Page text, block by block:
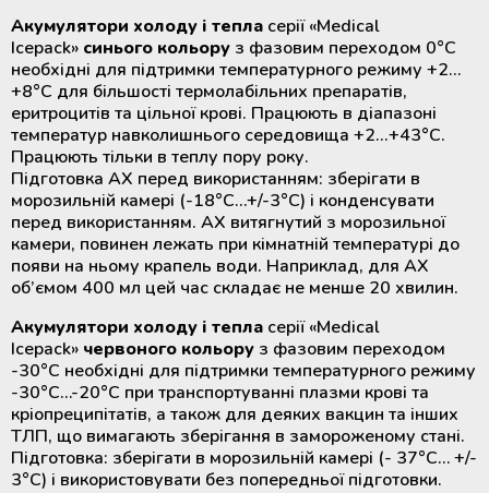
Акумулятори холоду і тепла серії «Medical
Icepack» синього кольору з фазовим переходом 0°С
необхідні для підтримки температурного режиму +2…
+8°С для більшості термолабільних препаратів,
еритроцитів та цільної крові. Працюють в діапазоні
температур навколишнього середовища +2...+43°С.
Працюють тільки в теплу пору року.
Підготовка АХ перед використанням: зберігати в
морозильній камері (-18°С…+/-3°С) і конденсувати
перед використанням. АХ витягнутий з морозильної
камери, повинен лежать при кімнатній температурі до
появи на ньому крапель води. Наприклад, для АХ
об’ємом 400 мл цей час складає не менше 20 хвилин.
Акумулятори холоду і тепла серії «Medical
Icepack» червоного кольору з фазовим переходом
-30°С необхідні для підтримки температурного режиму
-30°С…-20°С при транспортуванні плазми крові та
кріопреципітатів, а також для деяких вакцин та інших
ТЛП, що вимагають зберігання в замороженому стані.
Підготовка: зберігати в морозильній камері (- 37°С… +/-
3°С) і використовувати без попередньої підготовки.